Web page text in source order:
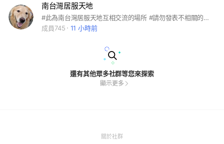
南台灣居服天地
#此為南台灣居服天地互相交流的場所 #請勿發表不相關的資訊 #也歡迎分享給鄰近地區的伙伴來加入
成員745
11 小時前
還有其他眾多社群等您來探索
顯示更多
關於社群(Open